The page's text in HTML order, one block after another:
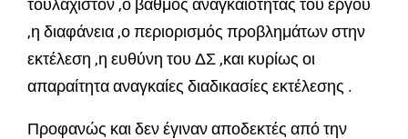
,η διαφάνεια ,ο περιορισμός προβλημάτων στην
εκτέλεση ,η ευθύνη του ΔΣ ,και κυρίως οι
απαραίτητα αναγκαίες διαδικασίες εκτέλεσης .
Προφανώς και δεν έγιναν αποδεκτές από την